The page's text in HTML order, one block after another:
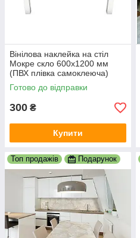
Вінілова наклейка на стіл
Мокре скло 600х1200 мм
(ПВХ плівка самоклеюча)
краплі роса Текстура
Готово до відправки
300 ₴
Купити
Топ продажів Подарунок